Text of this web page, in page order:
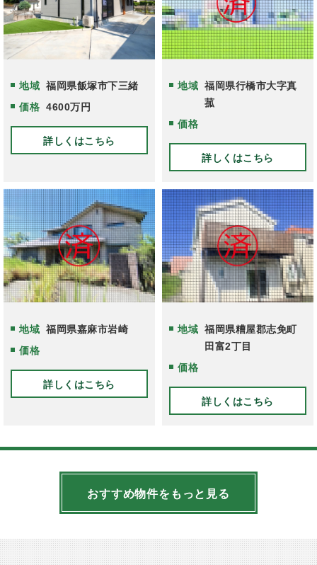
地域 福岡県飯塚市下三緒
価格 4600万円
詳しくはこちら
地域 福岡県行橋市大字真
菰
価格
詳しくはこちら
地域 福岡県嘉麻市岩崎
価格
詳しくはこちら
地域 福岡県糟屋郡志免町
田富2丁目
価格
詳しくはこちら
おすすめ物件をもっと見る